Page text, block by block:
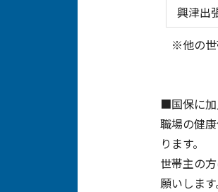
興津出
※他の世
■国保に
職場の健
ります。
世帯主の
願いします